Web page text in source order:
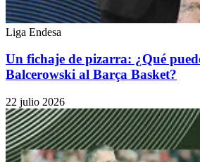
Liga Endesa
Un fichaje de pizarra: ¿Qué
Balcerowski al Barça Basket?
22 julio 2026